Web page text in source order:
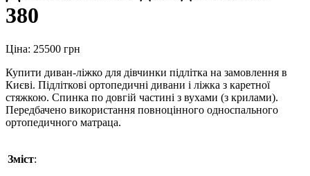
380
Ціна: 25500 грн
Купити диван-ліжко для дівчинки підлітка на замовлення в
Києві. Підліткові ортопедичні дивани і ліжка з каретної
стяжкою. Спинка по довгій частині з вухами (з крилами).
Передбачено використання повноцінного односпального
ортопедичного матраца.
Зміст: